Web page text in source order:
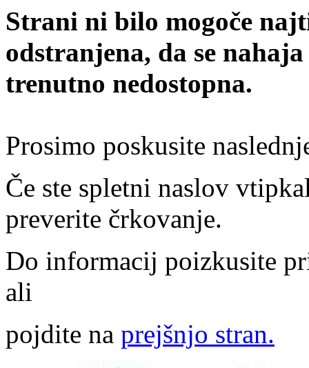
Strani ni bilo mogoče
odstranjena, da se
trenutno nedostopna.
Prosimo poskusite
Če ste spletni naslov
preverite črkovanje.
Do informacij poizkusite
ali
pojdite na prejšnjo stran.